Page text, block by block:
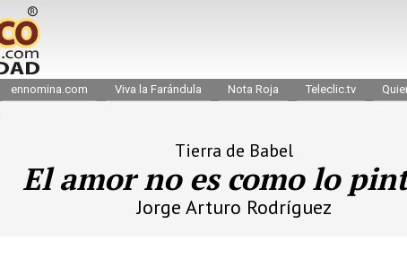
ennomina.com Viva la Farándula Nota Roja Teleclic.tv
Tierra de Babel
El amor no es como lo
Jorge Arturo Rodríguez